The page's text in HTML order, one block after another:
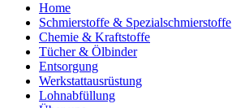
Home
Schmierstoffe & Spezialschmierstoffe
Chemie & Kraftstoffe
Tücher & Ölbinder
Entsorgung
Werkstattausrüstung
Lohnabfüllung